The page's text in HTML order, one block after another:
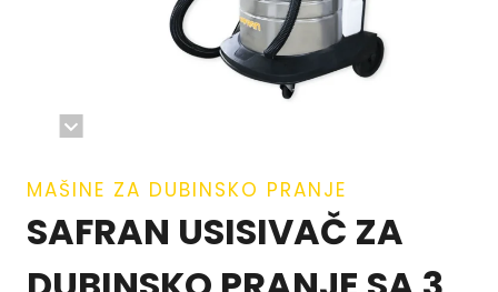
MAŠINE ZA DUBINSKO PRANJE
SAFRAN USISIVAČ ZA